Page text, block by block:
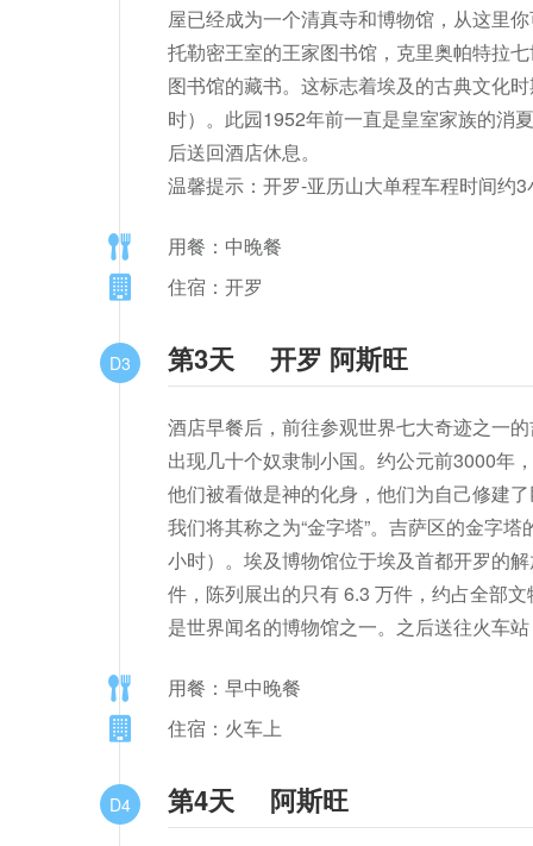
屋已经成为一个清真寺和博物馆，从这里
托勒密王室的王家图书馆，克里奥帕特拉
图书馆的藏书。这标志着埃及的古典文化
时）。此园1952年前一直是皇室家族的消
后送回酒店休息。
温馨提示：开罗-亚历山大单程车程时间约3
用餐：中晚餐
住宿：开罗
D3 第3天 开罗 阿斯旺
酒店早餐后，前往参观世界七大奇迹之一
出现几十个奴隶制小国。约公元前3000年
他们被看做是神的化身，他们为自己修建
我们将其称之为“金字塔”。吉萨区的金字
小时）。埃及博物馆位于埃及首都开罗的
件，陈列展出的只有 6.3 万件，约占全部
是世界闻名的博物馆之一。之后送往火车
用餐：早中晚餐
住宿：火车上
D4 第4天 阿斯旺